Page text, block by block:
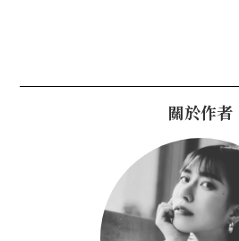
關於作者